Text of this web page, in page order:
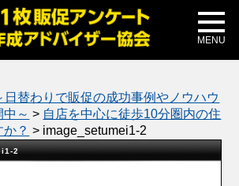
MENU
メディア掲載
公式ブログ
日替わりで販促の成功事例やノウハウ
～ > 自店を中心に徒歩10分圏内の住
？ > image_setumei1-2
2